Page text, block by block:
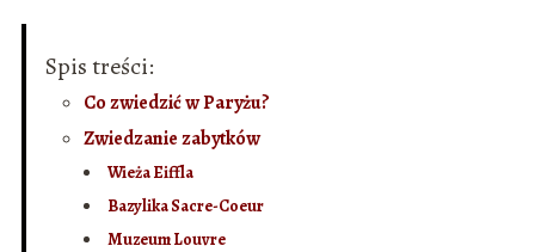
Spis treści:
Co zwiedzić w Paryżu?
Zwiedzanie zabytków
Wieża Eiffla
Bazylika Sacre-Coeur
Muzeum Louvre